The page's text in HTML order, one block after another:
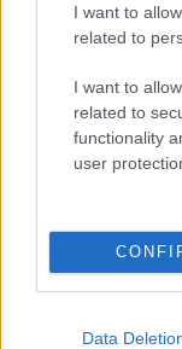
I want to
related to
I want to
related to
functionality
user
Data
Αυτό
οποία
συνεχιζόμενα
ξανά και ξανά
που
των πελατών
ταξιδέψουν